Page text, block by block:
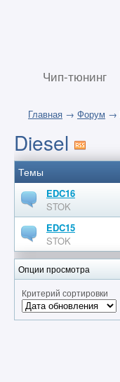
Чип-тюнинг
Главная → Форум →
Diesel
Темы
EDC16
STOK
EDC15
STOK
Опции просмотра
Критерий сортировки